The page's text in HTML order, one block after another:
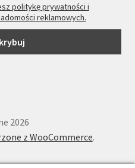
politykę prywatności i
reklamowych.
2026
z WooCommerce.